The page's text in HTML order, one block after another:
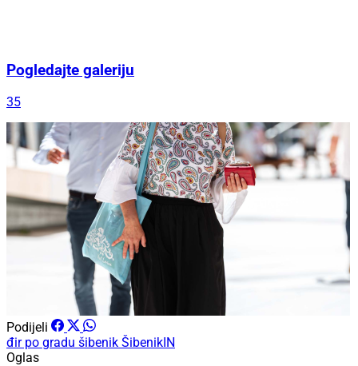
Pogledajte galeriju
35
Podijeli
đir po gradu šibenik ŠibenikIN
Oglas